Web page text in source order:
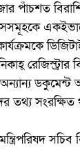
পাঁচশত
রেজিস্ট্রার
ডকুমেন্ট
তথ্য সংরক্ষিত
সচিব